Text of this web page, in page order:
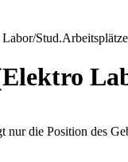
nur die Position des